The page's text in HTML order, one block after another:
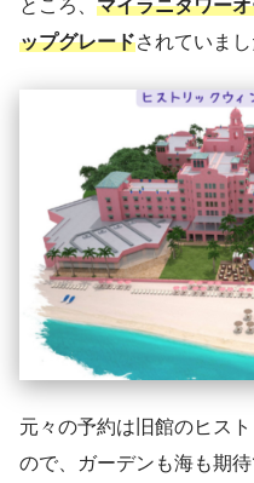
ところ、 マイラニタワー
ップグレードされていまし
元々の予約は旧館のヒス
ので、ガーデンも海も期待